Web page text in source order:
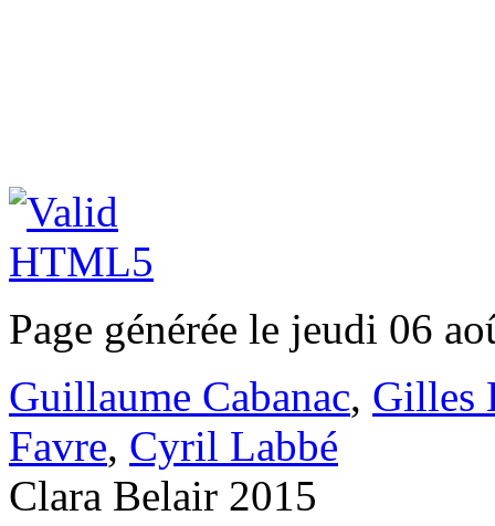
Page générée le jeudi 06
Guillaume Cabanac, Gilles
Favre, Cyril Labbé
Clara Belair 2015